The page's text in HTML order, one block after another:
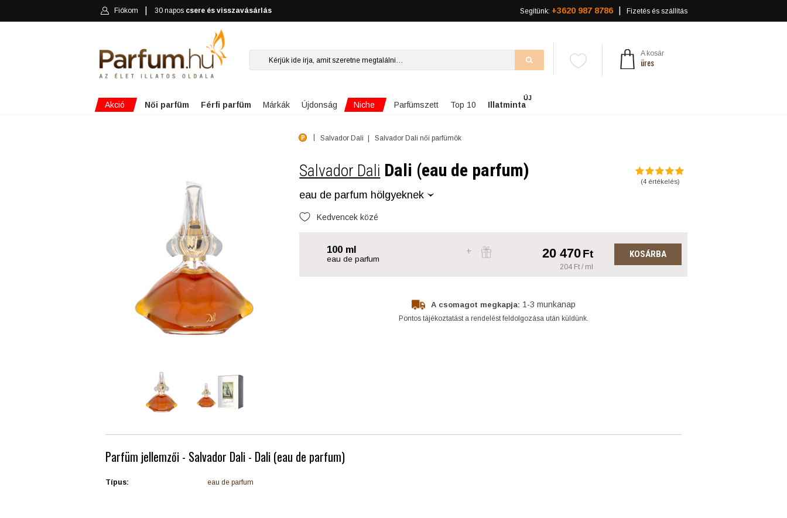
Fiókom 30 napos csere és visszavásárlás Segítünk: +3620 987 8786 Fizetés és szállítás
A kosár
üres
Akció Női parfüm Férfi parfüm Márkák Újdonság Niche Parfümszett Top 10 Illatminta
ÚJ
Salvador Dali Salvador Dali női parfümök
Salvador Dali Dali (eau de parfum)
eau de parfum hölgyeknek
Kedvencek közé
(4értékelés)
100 ml
eau de parfum 20 470Ft
204 Ft / ml
KOSÁRBA
A csomagot megkapja: 1-3 munkanap
Pontos tájékoztatást a rendelést feldolgozása után küldünk.
Parfüm jellemzői - Salvador Dali - Dali (eau de parfum)
Típus: eau de parfum